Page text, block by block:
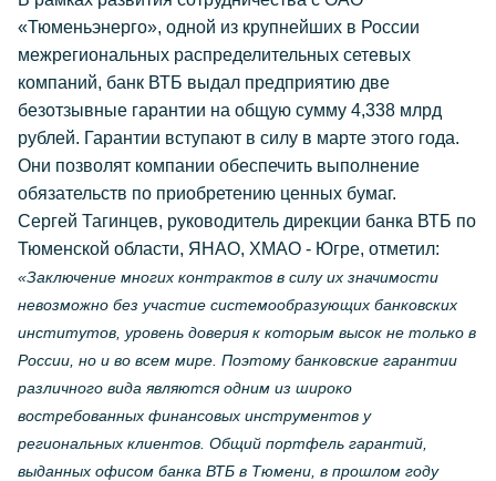
«Тюменьэнерго», одной из крупнейших в России
межрегиональных распределительных сетевых
компаний, банк ВТБ выдал предприятию две
безотзывные гарантии на общую сумму 4,338 млрд
рублей. Гарантии вступают в силу в марте этого года.
Они позволят компании обеспечить выполнение
обязательств по приобретению ценных бумаг.
Сергей Тагинцев, руководитель дирекции банка ВТБ по
Тюменской области, ЯНАО, ХМАО - Югре, отметил:
«Заключение многих контрактов в силу их значимости
невозможно без участие системообразующих банковских
институтов, уровень доверия к которым высок не только в
России, но и во всем мире. Поэтому банковские гарантии
различного вида являются одним из широко
востребованных финансовых инструментов у
региональных клиентов. Общий портфель гарантий,
выданных офисом банка ВТБ в Тюмени, в прошлом году